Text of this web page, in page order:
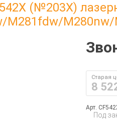
(№203X)
M281fdw/
Старая
8
Арт.
Под